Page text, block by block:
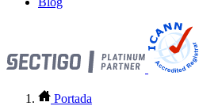
Portada